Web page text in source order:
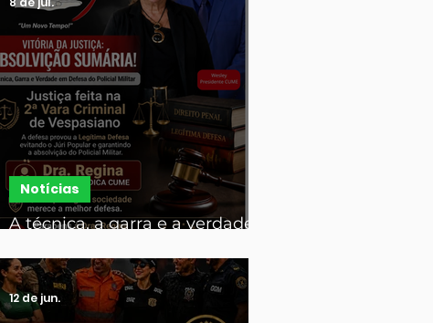
A técnica, a garra e a verdade
Notícias
12 de jun.